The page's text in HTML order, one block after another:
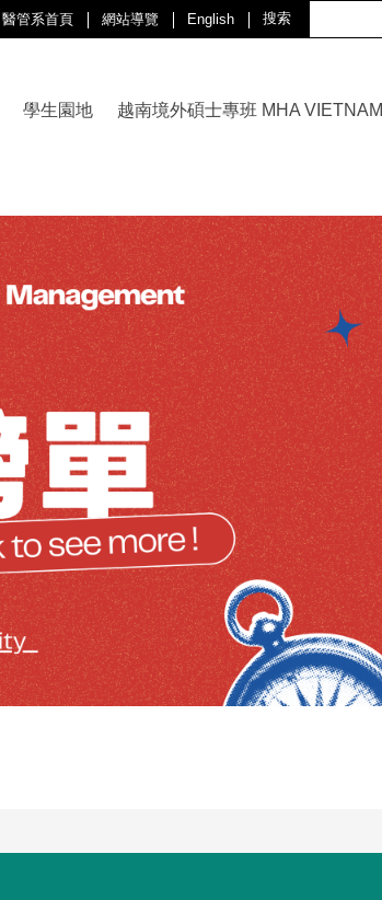
學生園地 越南境外碩士專班 MHA VIETNAM
醫管系首頁 網站導覽 English